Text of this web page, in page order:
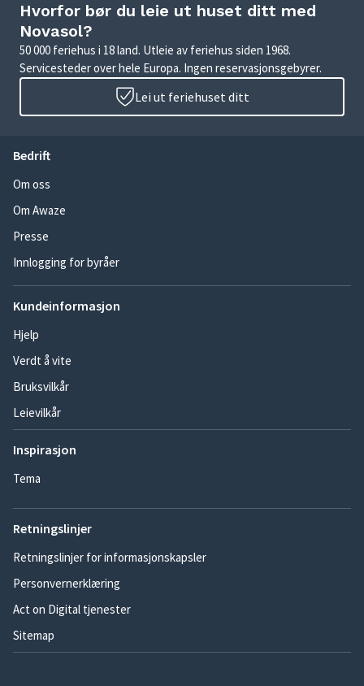
Hvorfor bør du leie ut huset ditt med
Novasol?
50 000 feriehus i 18 land. Utleie av feriehus siden 1968.
Servicesteder over hele Europa. Ingen reservasjonsgebyrer.
Lei ut feriehuset ditt
Bedrift
Om oss
Om Awaze
Presse
Innlogging for byråer
Kundeinformasjon
Hjelp
Verdt å vite
Bruksvilkår
Leievilkår
Inspirasjon
Tema
Retningslinjer
Retningslinjer for informasjonskapsler
Personvernerklæring
Act on Digital tjenester
Sitemap